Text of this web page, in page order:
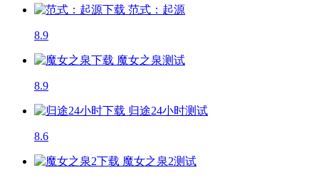
范式：起源
8.9
魔女之泉测试
8.9
归途24小时测试
8.6
魔女之泉2测试